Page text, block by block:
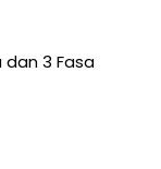
dan 3 Fasa